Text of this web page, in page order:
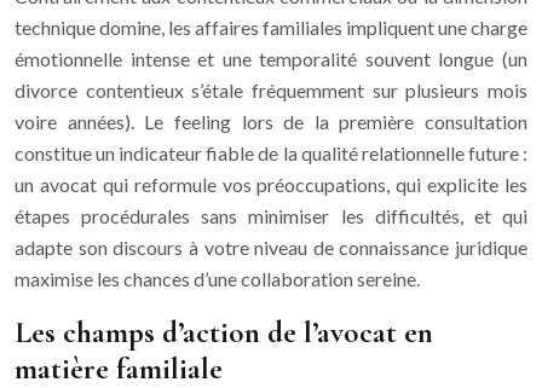
technique domine, les affaires familiales impliquent une charge
émotionnelle intense et une temporalité souvent longue (un
divorce contentieux s’étale fréquemment sur plusieurs mois
voire années). Le feeling lors de la première consultation
constitue un indicateur fiable de la qualité relationnelle future :
un avocat qui reformule vos préoccupations, qui explicite les
étapes procédurales sans minimiser les difficultés, et qui
adapte son discours à votre niveau de connaissance juridique
maximise les chances d’une collaboration sereine.
Les champs d’action de l’avocat en
matière familiale